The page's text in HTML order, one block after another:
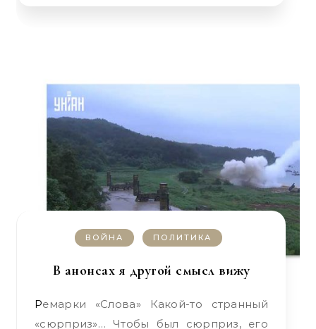
ВОЙНА ПОЛИТИКА
В анонсах я другой смысл вижу
Ремарки «Слова» Какой-то странный
«сюрприз»… Чтобы был сюрприз, его